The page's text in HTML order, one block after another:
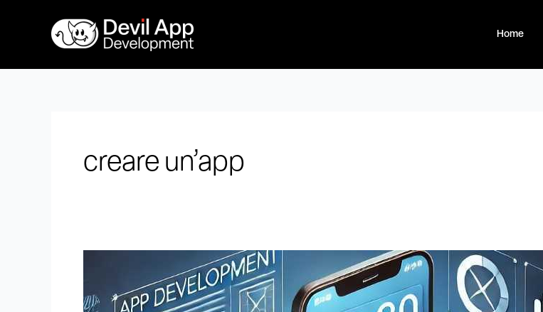
Home
creare un’app
app:
Come